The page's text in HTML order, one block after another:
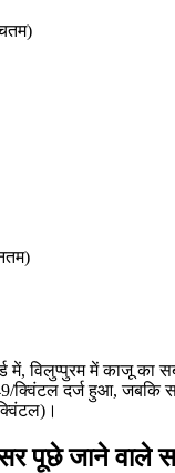
में, विलुप्पुरम में काजू
क्विंटल दर्ज हुआ, जबकि
पूछे जाने वाले